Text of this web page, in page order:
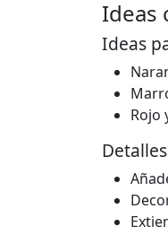
Ideas
Ideas
Rojo